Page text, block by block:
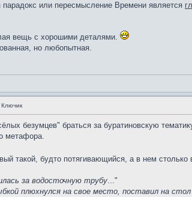
парадокс или пересмысление Времени является
вещь с хорошими деталями.
но любопытная.
безумцев" браться за буратиновскую
метафора.
такой, будто потягивающийся, а в нем
за водосточную трубу..."
плюхнулся на свое место, поставил на